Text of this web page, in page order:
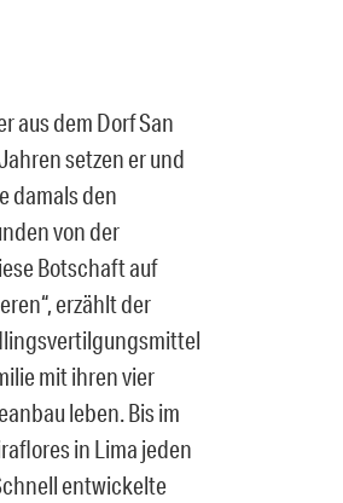
aus dem Dorf San
setzen er und
damals den
von der
Botschaft auf
erzählt der
mit ihren vier
leben. Bis im
in Lima jeden
entwickelte